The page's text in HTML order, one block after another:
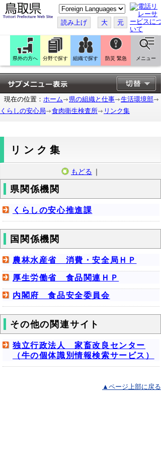
こ
の
ペ
ー
ジ
翻
訳
す
る
読み上げ 大 元
県外の方へ 分野で探す 組織で探す 防災 緊急 メニュー
現在の位置： ホーム 県の組織と仕事
生活環境部
くらしの安心局
食肉衛生検査所 リンク集
リンク集
もどる ｜
県関係機関
くらしの安心推進課
国関係機関
農林水産省 消費・安全局ＨＰ
厚生労働省 食品関連ＨＰ
内閣府 食品安全委員会
その他の関連サイト
独立行政法人 家畜改良センター
（牛の個体識別情報検索サービス）
▲ページ上部に戻る